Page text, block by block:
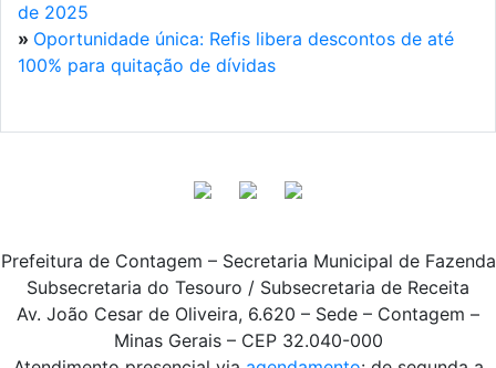
de 2025
» Oportunidade única: Refis libera descontos de até
100% para quitação de dívidas
Prefeitura de Contagem – Secretaria Municipal de Fazenda
Subsecretaria do Tesouro / Subsecretaria de Receita
Av. João Cesar de Oliveira, 6.620 – Sede – Contagem –
Minas Gerais – CEP 32.040-000